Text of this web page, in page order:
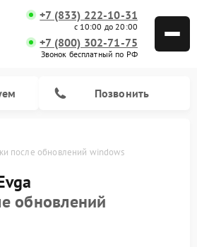
+7 (833) 222-10-31
с 10:00 до 20:00
+7 (800) 302-71-75
Звонок бесплатный по РФ
Позвонить
после обновлений windows
обновлений